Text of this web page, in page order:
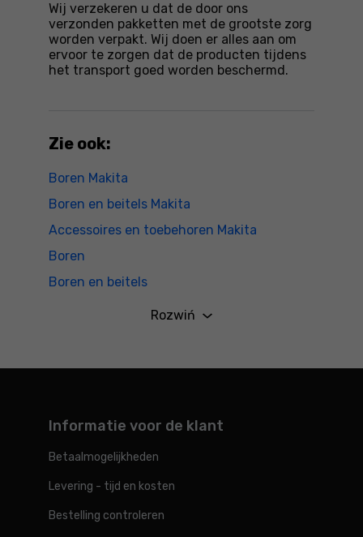
Wij verzekeren u dat de door ons
verzonden pakketten met de grootste zorg
worden verpakt. Wij doen er alles aan om
ervoor te zorgen dat de producten tijdens
het transport goed worden beschermd.
Zie ook:
Boren Makita
Boren en beitels Makita
Accessoires en toebehoren Makita
Boren
Boren en beitels
Gereedschap - accessoires en toebehoren
Rozwiń
Informatie voor de klant
Betaalmogelijkheden
Levering - tijd en kosten
Bestelling controleren